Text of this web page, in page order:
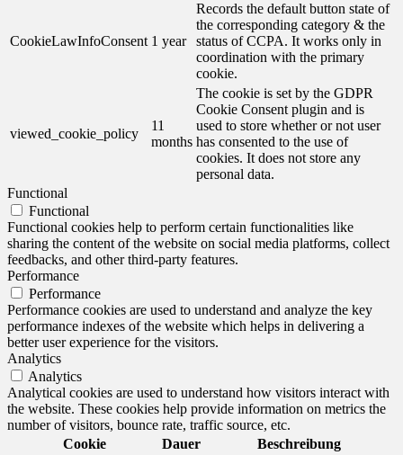
CookieLawInfoConsent 1 year
Records the default button state of
the corresponding category & the
status of CCPA. It works only in
coordination with the primary
cookie.
viewed_cookie_policy
11
months
The cookie is set by the GDPR
Cookie Consent plugin and is
used to store whether or not user
has consented to the use of
cookies. It does not store any
personal data.
Functional
Functional
Functional cookies help to perform certain functionalities like
sharing the content of the website on social media platforms, collect
feedbacks, and other third-party features.
Performance
Performance
Performance cookies are used to understand and analyze the key
performance indexes of the website which helps in delivering a
better user experience for the visitors.
Analytics
Analytics
Analytical cookies are used to understand how visitors interact with
the website. These cookies help provide information on metrics the
number of visitors, bounce rate, traffic source, etc.
Cookie
Dauer Beschreibung